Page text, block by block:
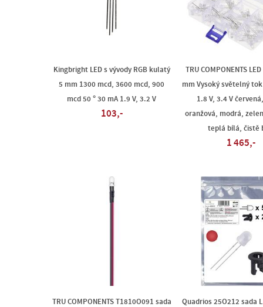
Kingbright LED s vývody RGB kulatý
5 mm 1300 mcd, 3600 mcd, 900
mcd 50 ° 30 mA 1.9 V, 3.2 V
103,-
TRU COMPONENTS
mm Vysoký světelný tok
1.8 V, 3.4 V
oranžová, modrá,
teplá bílá, čistě
1 465,-
TRU COMPONENTS T1810O091 sada
Quadrios 25O212 sada